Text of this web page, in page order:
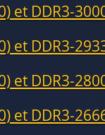
et DDR3-
et DDR3-
et DDR3-
et DDR3-